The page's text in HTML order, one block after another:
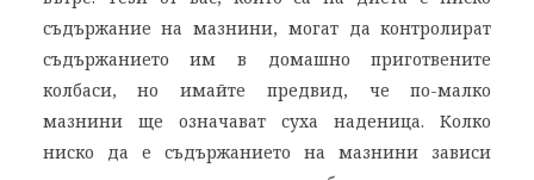
съдържание на мазнини, могат да контролират
съдържанието им в домашно приготвените
колбаси, но имайте предвид, че по-малко
мазнини ще означават суха наденица. Колко
ниско да е съдържанието на мазнини зависи